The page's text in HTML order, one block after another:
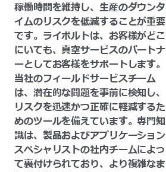
稼働時間を維持し、生産のダウンタ
イムのリスクを低減することが重要
です。ライボルトは、お客様がどこ
にいても、真空サービスのパートナ
ーとしてお客様をサポートします。
当社のフィールドサービスチーム
は、潜在的な問題を事前に検知し、
リスクを迅速かつ正確に軽減するた
めのツールを備えています。専門知
識は、製品およびアプリケーション
スペシャリストの社内チームによっ
て裏付けられており、より複雑なま